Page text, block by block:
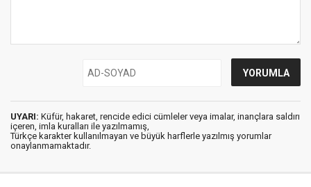
UYARI: Küfür, hakaret, rencide edici cümleler veya imalar, inançlara saldırı
içeren, imla kuralları ile yazılmamış,
Türkçe karakter kullanılmayan ve büyük harflerle yazılmış yorumlar
onaylanmamaktadır.